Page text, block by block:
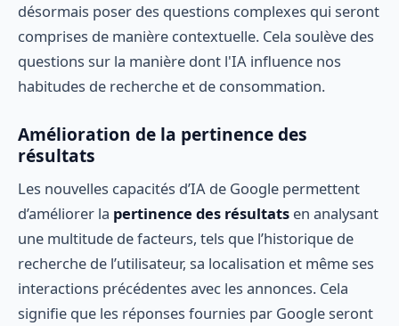
désormais poser des questions complexes qui seront
comprises de manière contextuelle. Cela soulève des
questions sur la manière dont l'IA influence nos
habitudes de recherche et de consommation.
Amélioration de la pertinence des
résultats
Les nouvelles capacités d’IA de Google permettent
d’améliorer la pertinence des résultats en analysant
une multitude de facteurs, tels que l’historique de
recherche de l’utilisateur, sa localisation et même ses
interactions précédentes avec les annonces. Cela
signifie que les réponses fournies par Google seront